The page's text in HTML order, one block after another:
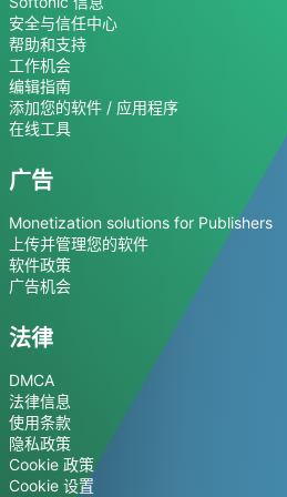
安全与信任中心
帮助和支持
工作机会
编辑指南
添加您的软件 / 应用程序
在线工具
广告
Monetization solutions for Publishers
上传并管理您的软件
软件政策
广告机会
法律
DMCA
法律信息
使用条款
隐私政策
Cookie 政策
Cookie 设置